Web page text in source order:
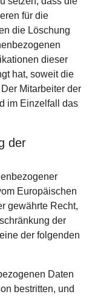
für die
die Löschung
dieser
hat, soweit die
Mitarbeiter der
im Einzelfall das
der
Europäischen
gewährte Recht,
der
der folgenden
Daten
bestritten, und